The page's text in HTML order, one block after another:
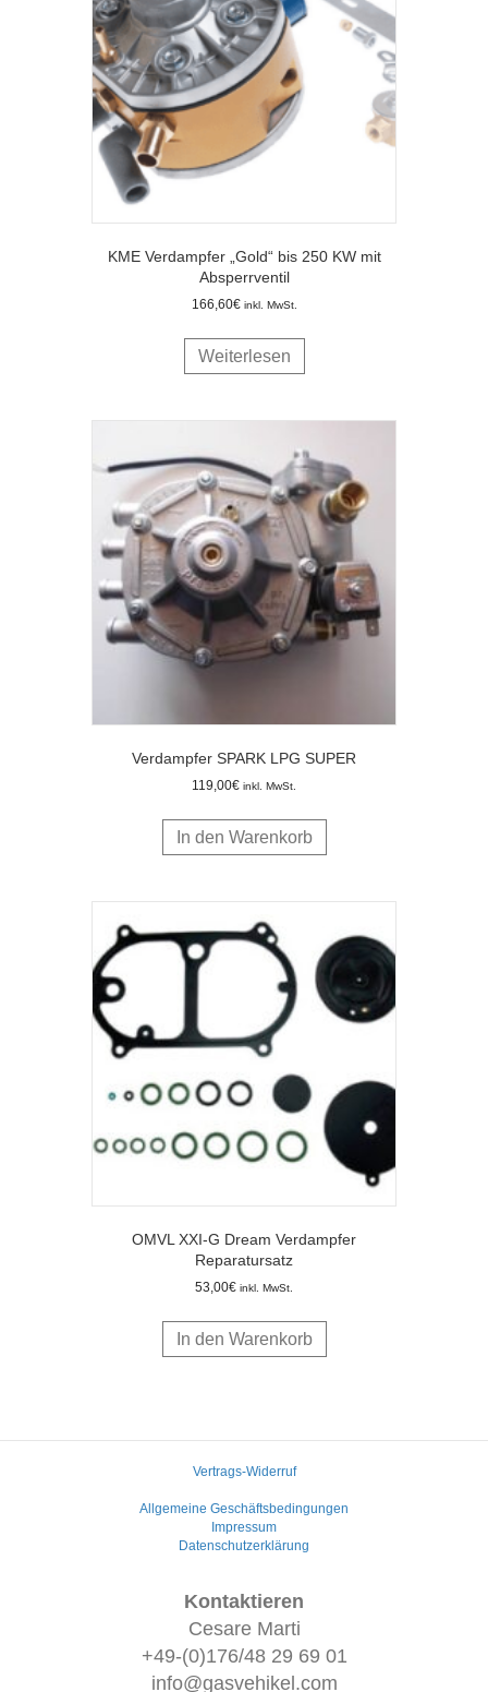
KME Verdampfer „Gold“ bis 250 KW mit
Absperrventil
166,60€ inkl. MwSt.
Weiterlesen
Verdampfer SPARK LPG SUPER
119,00€ inkl. MwSt.
In den Warenkorb
OMVL XXI-G Dream Verdampfer
Reparatursatz
53,00€ inkl. MwSt.
In den Warenkorb
Vertrags-Widerruf
Allgemeine Geschäftsbedingungen
Impressum
Datenschutzerklärung
Kontaktieren
Cesare Marti
+49-(0)176/48 29 69 01
info@gasvehikel.com